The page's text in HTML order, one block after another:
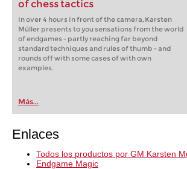
of chess tactics
In over 4 hours in front of the camera, Karsten
Müller presents to you sensations from the world
of endgames - partly reaching far beyond
standard techniques and rules of thumb - and
rounds off with some cases of with own
examples.
Más...
Enlaces
Todos los productos por GM Karsten
Endgame Magic